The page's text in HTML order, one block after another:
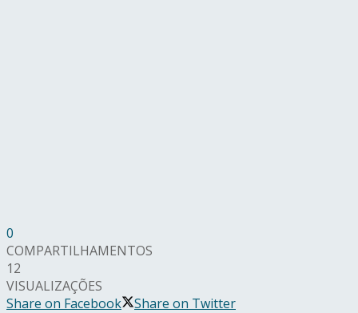
0
COMPARTILHAMENTOS
12
VISUALIZAÇÕES
Share on Facebook
Share on Twitter